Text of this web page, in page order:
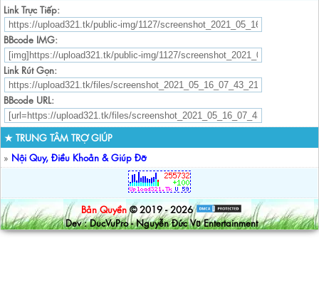
Link Trực Tiếp:
BBcode IMG:
Link Rút Gọn:
BBcode URL:
★ TRUNG TÂM TRỢ GIÚP
» Nội Quy, Điều Khoản & Giúp Đỡ
Bản Quyền © 2019 - 2026
Dev : DucVuPro - Nguyễn Đức Vũ Entertainment